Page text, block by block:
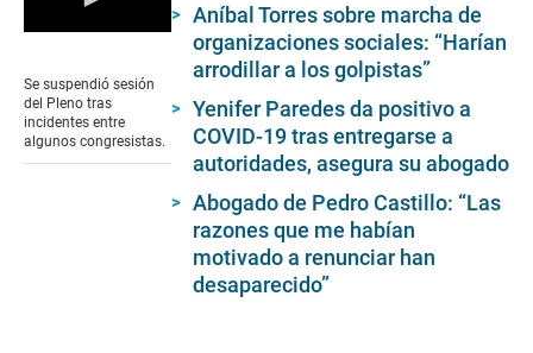
of
0
seconds
Se suspendió sesión
del Pleno tras
incidentes entre
algunos congresistas.
Aníbal Torres sobre marcha de
organizaciones sociales: “Harían
arrodillar a los golpistas”
Yenifer Paredes da positivo a
COVID-19 tras entregarse a
autoridades, asegura su abogado
Abogado de Pedro Castillo: “Las
razones que me habían
motivado a renunciar han
desaparecido”